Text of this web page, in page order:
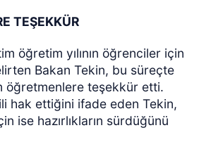
TEŞEKKÜR
öğretim yılının öğrenciler için
Bakan Tekin, bu süreçte
öğretmenlere teşekkür etti.
hak ettiğini ifade eden Tekin,
ise hazırlıkların sürdüğünü